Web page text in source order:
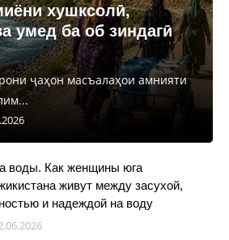
хушксолӣ,
умед ба об зиндагӣ
ҷаҳон масъалаҳои амнияти
воды. Как женщины юга
живут между засухой,
и надеждой на воду